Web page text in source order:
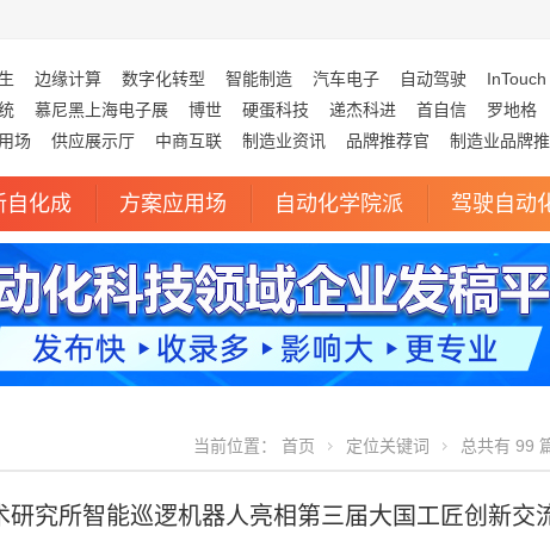
边缘计算 数字化转型 智能制造 汽车电子 自动驾驶 InTouch
慕尼黑上海电子展 博世 硬蛋科技 递杰科进 首自信 罗地格
场 供应展示厅 中商互联 制造业资讯 品牌推荐官 制造业品牌
自化成 方案应用场 自动化学院派 驾驶自动
当前位置： 首页 定位关键词 总共有 99
研究所智能巡逻机器人亮相第三届大国工匠创新交